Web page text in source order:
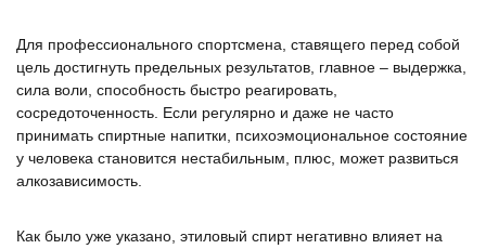
Для профессионального спортсмена, ставящего перед собой
цель достигнуть предельных результатов, главное – выдержка,
сила воли, способность быстро реагировать,
сосредоточенность. Если регулярно и даже не часто
принимать спиртные напитки, психоэмоциональное состояние
у человека становится нестабильным, плюс, может развиться
алкозависимость.
Как было уже указано, этиловый спирт негативно влияет на